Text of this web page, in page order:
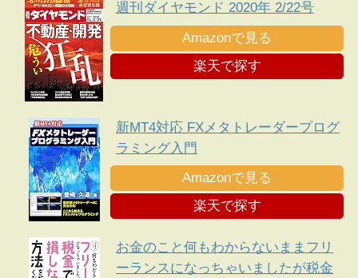
週刊ダイヤモンド 2020年 2/22号
Amazonで見る
楽天で探す
新MT4対応 FXメタトレーダープログ
ラミング入門
Amazonで見る
楽天で探す
お金のこと何もわからないままフリ
ーランスになっちゃいましたが税金